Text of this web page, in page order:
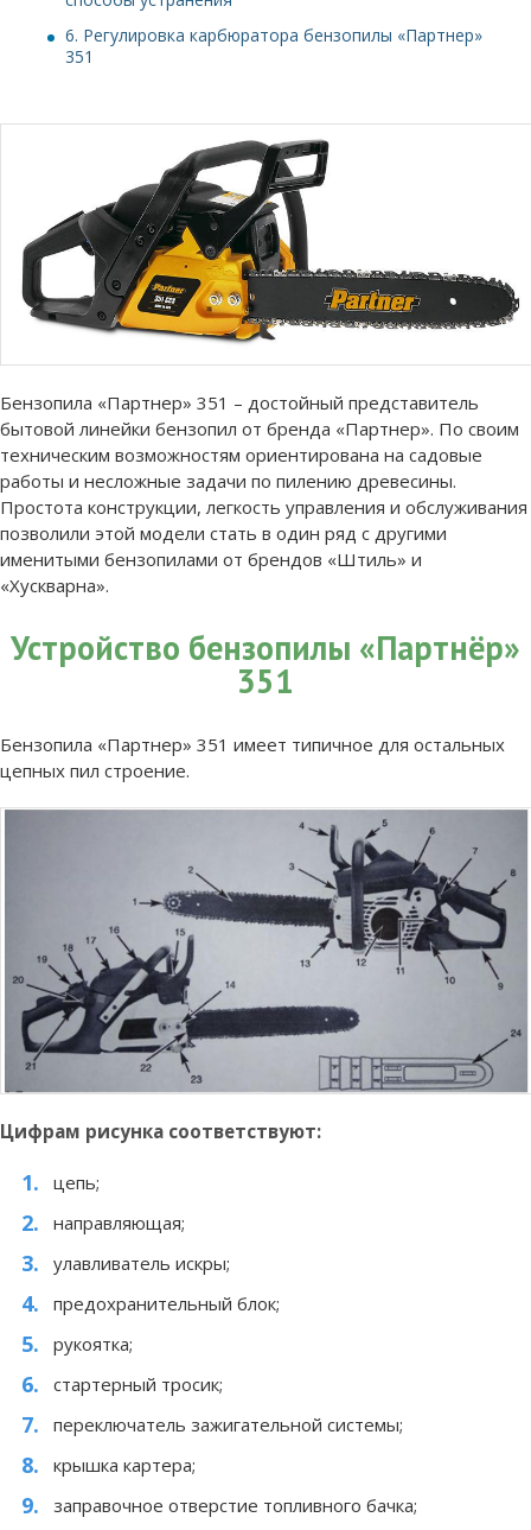
6. Регулировка карбюратора бензопилы «Партнер»
351
Бензопила «Партнер» 351 – достойный представитель
бытовой линейки бензопил от бренда «Партнер». По своим
техническим возможностям ориентирована на садовые
работы и несложные задачи по пилению древесины.
Простота конструкции, легкость управления и обслуживания
позволили этой модели стать в один ряд с другими
именитыми бензопилами от брендов «Штиль» и
«Хускварна».
Устройство бензопилы «Партнёр»
351
Бензопила «Партнер» 351 имеет типичное для остальных
цепных пил строение.
Цифрам рисунка соответствуют:
цепь;
направляющая;
улавливатель искры;
предохранительный блок;
рукоятка;
стартерный тросик;
переключатель зажигательной системы;
крышка картера;
заправочное отверстие топливного бачка;